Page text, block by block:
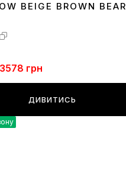
42 43 4445
BEIGE BROWN BEAR
3578 грн
ДИВИТИСЬ